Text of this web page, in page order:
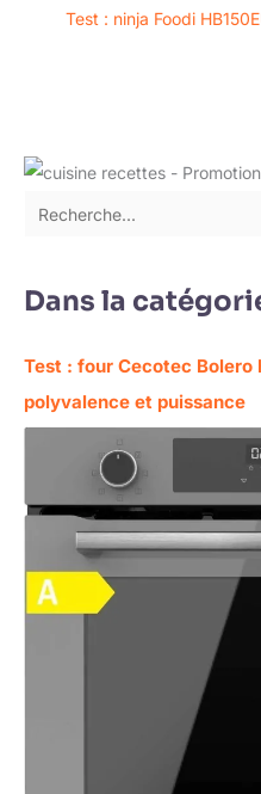
Test : ninja Foodi
Dans la
Test : four Cecotec Bolero
polyvalence et puissance